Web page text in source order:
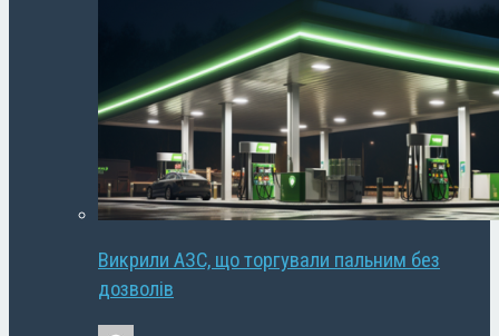
Викрили АЗС, що торгували пальним без
дозволів